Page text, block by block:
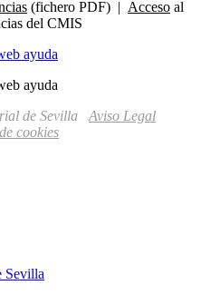
(fichero PDF) | Acceso al
del CMIS
de Sevilla Aviso Legal
cookies